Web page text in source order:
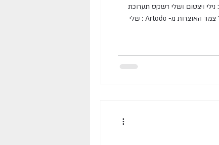
גלריה " על האגם" , 14-27.5.23 מאת : נילי ויצטום ושלי רשקס תערוכת
"צבעוניות" היא מיזם אמנותי נוסף של צמד האוצרות מ- Artodo : שלי